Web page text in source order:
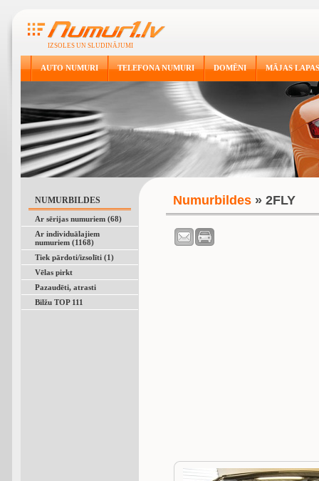
IZSOLES UN SLUDINĀJUMI
AUTO NUMURI TELEFONA NUMURI DOMĒNI MĀJAS LAPAS
NUMURBILDES
Ar sērijas numuriem (68)
Ar individuālajiem
numuriem (1168)
Tiek pārdoti/izsolīti (1)
Vēlas pirkt
Pazaudēti, atrasti
Bilžu TOP 111
Numurbildes» 2FLY